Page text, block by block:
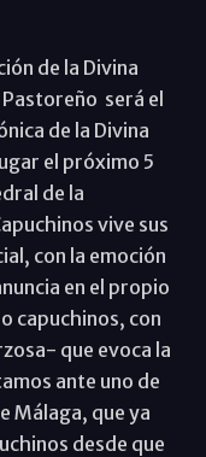
de la Divina
será el
de la Divina
el próximo 5
de la
vive sus
con la emoción
en el propio
capuchinos, con
que evoca la
ante uno de
Málaga, que ya
desde que